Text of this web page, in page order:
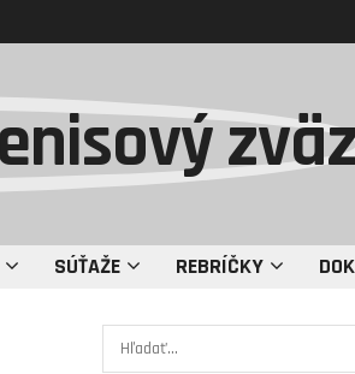
SÚŤAŽE REBRÍČKY